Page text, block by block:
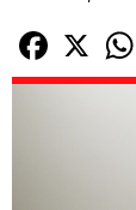
Facebook
X